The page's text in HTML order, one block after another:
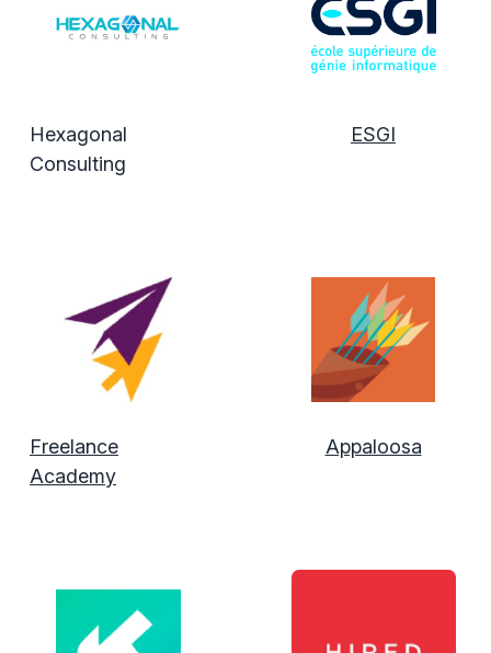
Hexagonal
Consulting
ESGI
Freelance
Academy
Appaloosa